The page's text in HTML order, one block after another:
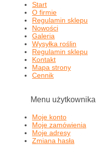
Start
O firmie
Regulamin sklepu
Nowości
Galeria
Wysyłka roślin
Regulamin sklepu
Kontakt
Mapa strony
Cennik
Menu użytkownika
Moje konto
Moje zamówienia
Moje adresy
Zmiana hasła